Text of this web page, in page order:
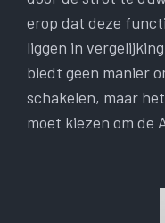
erop dat deze
liggen in
biedt geen manier
schakelen, maar
moet kiezen om de